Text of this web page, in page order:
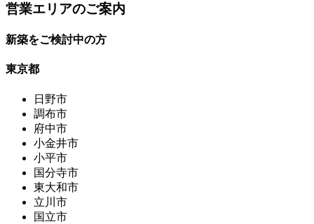
営業エリアのご案内
新築をご検討中の方
東京都
日野市
調布市
府中市
小金井市
小平市
国分寺市
東大和市
立川市
国立市